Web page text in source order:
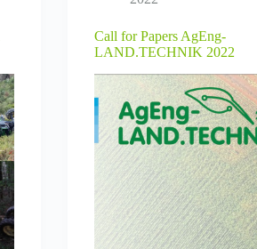
Call for Papers AgEng-
LAND.TECHNIK 2022